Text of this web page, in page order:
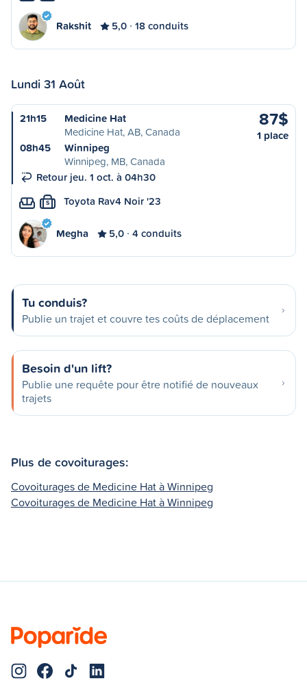
Rakshit 5,0 18 conduits
Lundi 31 Août
21h15
Medicine Hat
Medicine Hat, AB, Canada
08h45
Winnipeg
Winnipeg, MB, Canada
Retour jeu. 1 oct. à 04h30
87$
1 place
S Toyota Rav4 Noir '23
Megha 5,0 4 conduits
Tu conduis?
Publie un trajet et couvre tes coûts de déplacement
Besoin d'un lift?
Publie une requête pour être notifié de nouveaux
trajets
Plus de covoiturages:
Covoiturages de Medicine Hat à Winnipeg
Covoiturages de Medicine Hat à Winnipeg